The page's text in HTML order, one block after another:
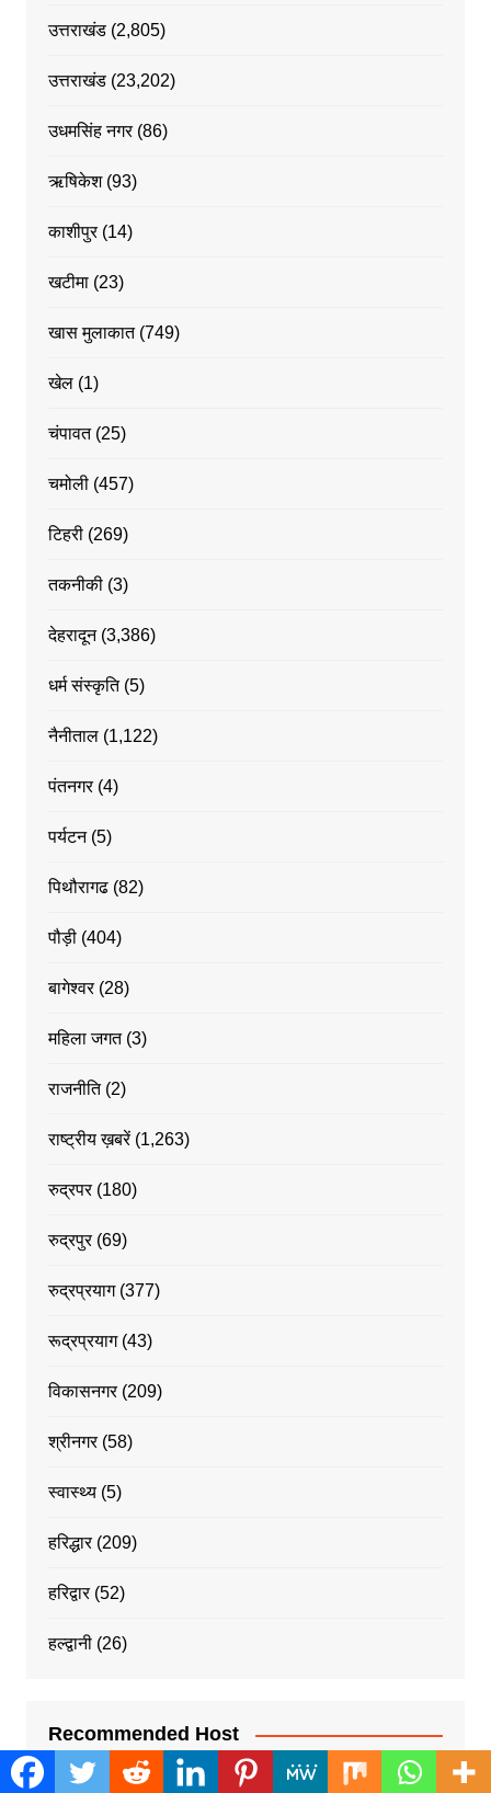
उत्तराखंड(2,805)
उत्तराखंड(23,202)
उधमसिंह नगर(86)
ऋषिकेश(93)
काशीपुर(14)
खटीमा(23)
खास मुलाकात(749)
खेल(1)
चंपावत(25)
चमोली(457)
टिहरी(269)
तकनीकी(3)
देहरादून(3,386)
धर्म संस्कृति(5)
नैनीताल(1,122)
पंतनगर(4)
पर्यटन(5)
पिथौरागढ(82)
पौड़ी(404)
बागेश्वर(28)
महिला जगत(3)
राजनीति(2)
राष्ट्रीय ख़बरें(1,263)
रुद्रपर(180)
रुद्रपुर(69)
रुद्रप्रयाग(377)
रूद्रप्रयाग(43)
विकासनगर(209)
श्रीनगर(58)
स्वास्थ्य(5)
हरिद्धार(209)
हरिद्वार(52)
हल्द्वानी(26)
Recommended Host